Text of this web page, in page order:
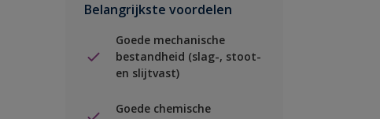
Belangrijkste voordelen
Goede mechanische
bestandheid (slag-, stoot-
en slijtvast)
Goede chemische